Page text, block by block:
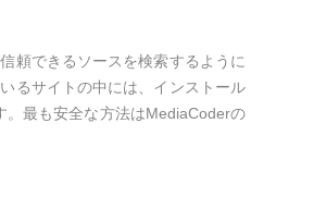
頼できるソースを検索するように
るサイトの中には、インストール
。最も安全な方法はMediaCoderの